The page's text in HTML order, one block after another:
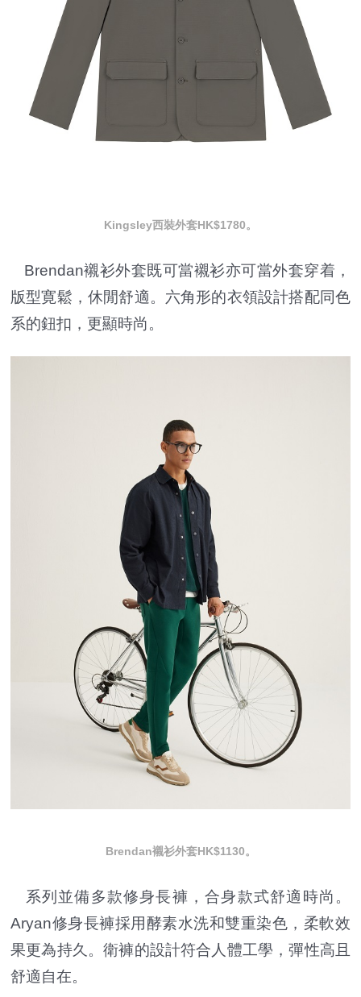
Kingsley西裝外套HK$1780。
Brendan襯衫外套既可當襯衫亦可當外套穿着，
版型寛鬆，休閒舒適。六角形的衣領設計搭配同色
系的鈕扣，更顯時尚。
Brendan襯衫外套HK$1130。
系列並備多款修身長褲，合身款式舒適時尚。
Aryan修身長褲採用酵素水洗和雙重染色，柔軟效
果更為持久。衛褲的設計符合人體工學，彈性高且
舒適自在。